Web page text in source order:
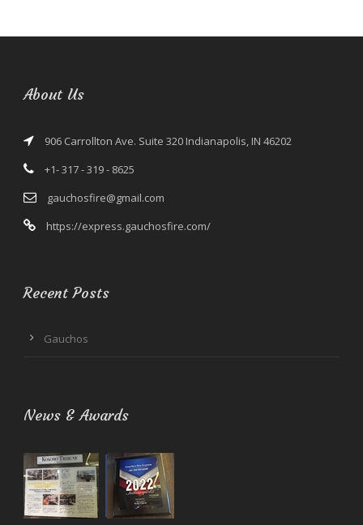
About Us
906 Carrollton Ave. Suite 320 Indianapolis, IN 46202
+1- 317 - 319 - 8625
gauchosfire@gmail.com
https://express.gauchosfire.com/
Recent Posts
Gauchos
News & Awards